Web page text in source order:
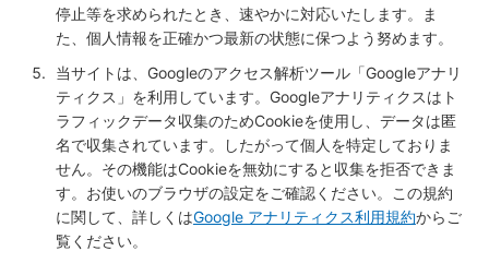
停止等を求められたとき、速やかに対応いたします。ま
た、個人情報を正確かつ最新の状態に保つよう努めます。
当サイトは、Googleのアクセス解析ツール「Googleアナリ
ティクス」を利用しています。Googleアナリティクスはト
ラフィックデータ収集のためCookieを使用し、データは匿
名で収集されています。したがって個人を特定しておりま
せん。その機能はCookieを無効にすると収集を拒否できま
す。お使いのブラウザの設定をご確認ください。この規約
に関して、詳しくはGoogle アナリティクス利用規約からご
覧ください。